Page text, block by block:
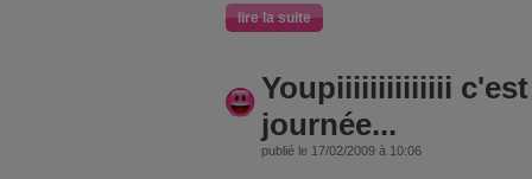
lire la suite
Youpiiiiiiiiiiiiii c'est
journée...
publié le 17/02/2009 à 10:06